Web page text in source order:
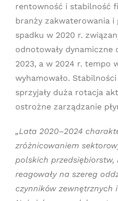
rentowność i stabilność
branży zakwaterowania
spadku w 2020 r.
odnotowały
2023, a w 2024 r. tempo
wyhamowało.
sprzyjały duża rotacja
ostrożne zarządzanie
„Lata 2020–2024
zróżnicowaniem
polskich
reagowały na szereg
czynników zewnętrznych